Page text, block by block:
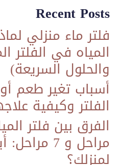
Recent Posts
فلتر ماء منزلي
المياه في الفلتر
والحلول السريعة)
أسباب تغير طعم
الفلتر وكيفية
مراحل و 7
لمنزلك؟